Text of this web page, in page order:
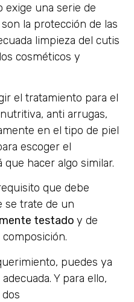
exige una serie de
la protección de las
limpieza del cutis
cosméticos y
el tratamiento para el
anti arrugas,
en el tipo de piel
escoger el
que hacer algo similar.
que debe
se trate de un
testado y de
puedes ya
Y para ello,